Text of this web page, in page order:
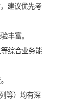
建议优先考
丰富。
综合业务能
等）均有深